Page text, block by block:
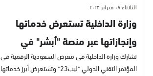
الثلاثاء ٠٧ فبراير ٢٠٢٣
وزارة الداخلية تستعرض خدماتها
وإنجازاتها عبر منصة "أبشر" في
مؤتمر "ليب23"
تشارك وزارة الداخلية في معرض السعودية الرقمية في
المؤتمر التقني الدولي "ليب23" وتستعرض أبرز خدماتها